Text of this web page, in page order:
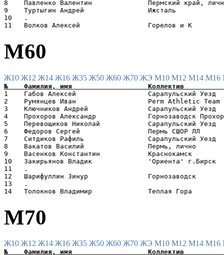
8    Павленко Валентин              Пермский
9    Туртыгин Андрей                Ижсталь
10   .
М60
Ж10 Ж12 Ж14 Ж16 Ж35 Ж50 Ж60 Ж70 ЖЭ М10 М12 М14 М16
1    Габов Алексей                  Сарапульский
2    Румянцев Иван                  Perm Athletic
3    Ключников Андрей               Сарапульский
4    Прохоров Александр             Горнозаводск
5    Перевощиков Николай            Сарапульский
6    Федоров Сергей                 Пермь СШОР
7    Ситдиков Рафиль                Сарапульский
8    Вакатов Василий                Пермь, лично
9    Васенков Константин            Краснокамск
10   Закирьянов Владик              'Ориента'
11   .
12   Шарифуллин Зинур
13   .
М70
Ж10 Ж12 Ж14 Ж16 Ж35 Ж50 Ж60 Ж70 ЖЭ М10 М12 М14 М16